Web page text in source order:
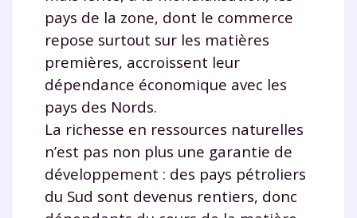
pays de la zone, dont le commerce
repose surtout sur les matières
premières, accroissent leur
dépendance économique avec les
pays des Nords.
La richesse en ressources naturelles
n’est pas non plus une garantie de
développement : des pays pétroliers
du Sud sont devenus rentiers, donc